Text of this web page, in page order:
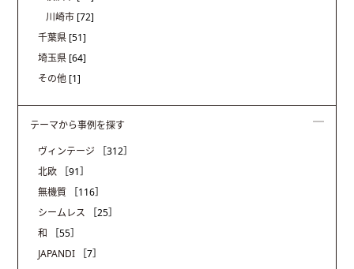
川崎市 [72]
千葉県 [51]
埼玉県 [64]
その他 [1]
テーマから事例を探す
ヴィンテージ
［312］
北欧
［91］
無機質
［116］
シームレス
［25］
和
［55］
JAPANDI
［7］